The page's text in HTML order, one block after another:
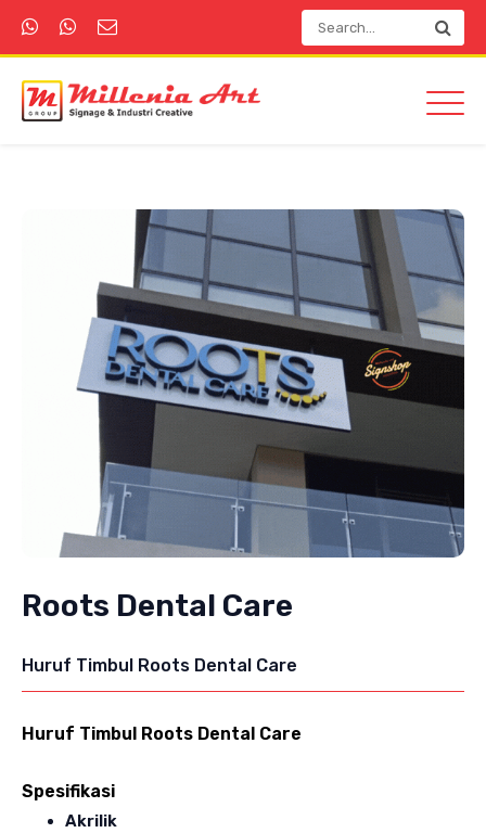
Roots Dental Care
Huruf Timbul Roots Dental Care
Huruf Timbul Roots Dental Care
Spesifikasi
Akrilik